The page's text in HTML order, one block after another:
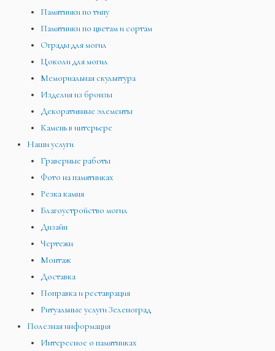
Памятники по типу
Памятники по цветам и сортам
Ограды для могил
Цоколи для могил
Мемориальная скульптура
Изделия из бронзы
Декоративные элементы
Камень в интерьере
Наши услуги
Граверные работы
Фото на памятниках
Резка камня
Благоустройство могил
Дизайн
Чертежи
Монтаж
Доставка
Поправка и реставрация
Ритуальные услуги Зеленоград
Полезная информация
Интересное о памятниках